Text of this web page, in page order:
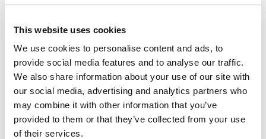
This website uses cookies
We use cookies to personalise content and ads, to
provide social media features and to analyse our traffic.
We also share information about your use of our site with
our social media, advertising and analytics partners who
may combine it with other information that you’ve
provided to them or that they’ve collected from your use
of their services.
Talpvédő 90x90x90mm-es háromszög alakú
csiszolótalpakhoz. A Mirka csiszolótalpakat úgy terveztük,
hogy megvédjék a csiszolótalpat a kopástól, a hálós
termékekkel való különösen intenzív, folyamatos
csiszolásnál. A költséghatékony talpvédőket, melyeket a
csiszolótalp és a csiszolóháromszög közé kell helyezni,
rendszeresen cserélni kell. A talpvédők meghosszabbítják a